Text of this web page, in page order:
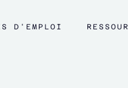
D'EMPLOI